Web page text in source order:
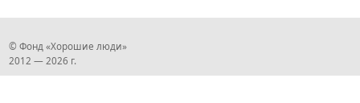
© Фонд «Хорошие люди»
2012 — 2026 г.